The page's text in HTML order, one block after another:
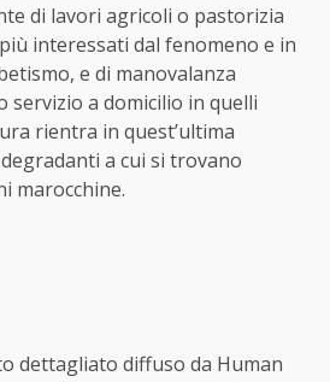
di lavori agricoli o pastorizia
interessati dal fenomeno e in
e di manovalanza
servizio a domicilio in quelli
rientra in quest’ultima
a cui si trovano
marocchine.
dettagliato diffuso da Human